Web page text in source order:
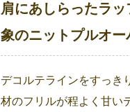
肩にあしらったラ
象のニットプルオー
デコルテラインをすっき
材のフリルが程よく甘